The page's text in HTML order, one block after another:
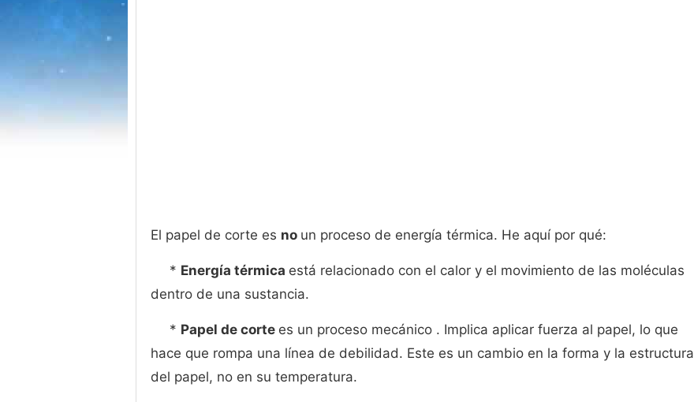
El papel de corte es no un proceso de energía térmica. He aquí por qué:
* Energía térmica está relacionado con el calor y el movimiento de las moléculas
dentro de una sustancia.
* Papel de corte es un proceso mecánico . Implica aplicar fuerza al papel, lo que
hace que rompa una línea de debilidad. Este es un cambio en la forma y la estructura
del papel, no en su temperatura.